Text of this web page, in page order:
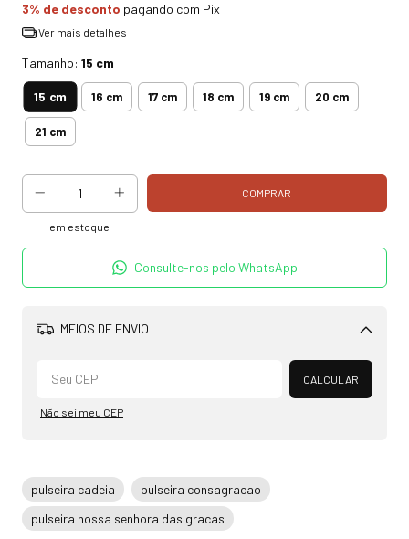
3% de desconto pagando com Pix
Ver mais detalhes
Tamanho: 15 cm
15 cm 16 cm 17 cm 18 cm 19 cm 20 cm
21 cm
em estoque
Consulte-nos pelo WhatsApp
MEIOS DE ENVIO
Alterar CEP
CALCULAR
Não sei meu CEP
pulseira cadeia
pulseira consagracao
pulseira nossa senhora das gracas